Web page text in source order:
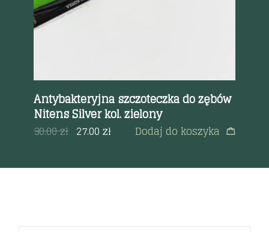
Antybakteryjna szczoteczka do zębów
Nitens Silver kol. zielony
30.00zł 27.00zł Dodaj do koszyka